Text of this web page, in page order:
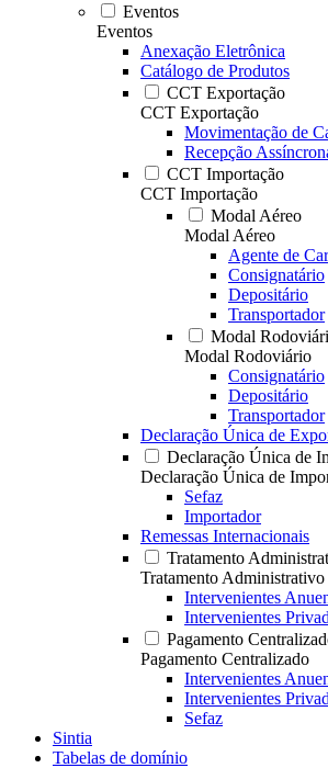
Eventos
Eventos
Anexação Eletrônica
Catálogo de Produtos
CCT Exportação
CCT Exportação
Movimentação de
Recepção
CCT Importação
CCT Importação
Modal Aéreo
Modal Aéreo
Agente de
Consignatário
Depositário
Transportador
Modal
Modal Rodoviário
Consignatário
Depositário
Transportador
Declaração Única de
Declaração Única de
Declaração Única de
Sefaz
Importador
Remessas Internacionais
Tratamento
Tratamento
Intervenientes
Intervenientes
Pagamento
Pagamento Centralizado
Intervenientes
Intervenientes
Sefaz
Sintia
Tabelas de domínio